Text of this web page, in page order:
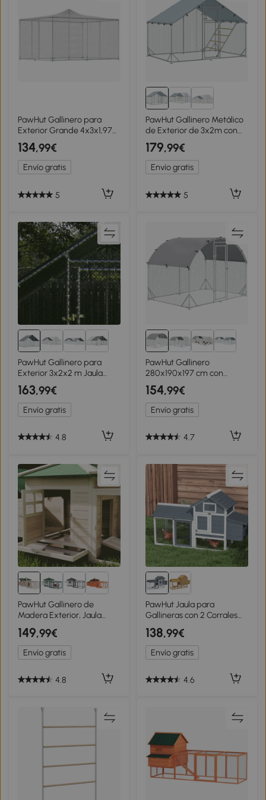
PawHut Gallinero para
Exterior Grande 4x3x1,97
m 12 m² Gallinero de Acero
Galvanizado con Puerta
con Doble Cierre Plata
134,99€
Envío gratis
5
PawHut Gallinero Metálico
de Exterior de 3x2m con
Percha Multiusos
Comedero Colgante Tipo
Brocheta y Lona Protectora
Resistente
179,99€
Envío gratis
5
PawHut Gallinero para
Exterior 3x2x2 m Jaula
para Gallinas de Acero
Galvanizado con Cubierta
de PE y Cerradura Plata
163,99€
Envío gratis
4.8
PawHut Gallinero
280x190x197 cm con
Cubierta de Tela Oxford
Impermeable y Resistente
a los Rayos UV para Patio
Plata
154,99€
Envío gratis
4.7
PawHut Gallinero de
Madera Exterior, Jaula
para Gallinas con Nidos,
Corral, Bandeja Extraíble,
Tapa Abatible, 196x76x97
cm, Natural
149,99€
Envío gratis
4.8
PawHut Jaula para
Gallineras con 2 Corrales
de Alambre Techo Abrible
Caja Nido Bandeja
Extraíble y Rampa
150,5x54x87 cm Gris
138,99€
Envío gratis
4.6